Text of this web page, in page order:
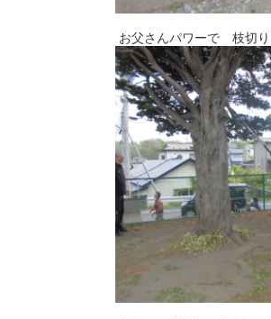
お父さんパワーで 枝切